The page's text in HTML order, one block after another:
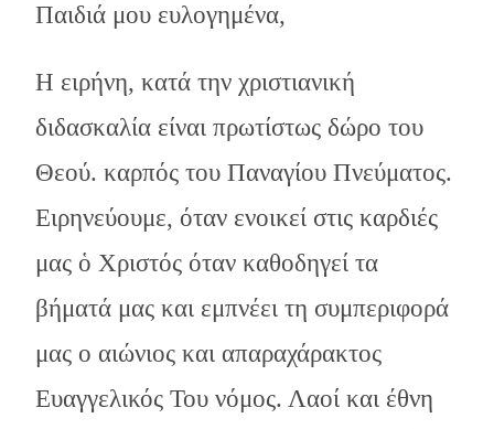
Παιδιά μου ευλογημένα,
Η ειρήνη, κατά την χριστιανική
διδασκαλία είναι πρωτίστως δώρο του
Θεού. καρπός του Παναγίου Πνεύματος.
Ειρηνεύουμε, όταν ενοικεί στις καρδιές
μας ὁ Χριστός όταν καθοδηγεί τα
βήματά μας και εμπνέει τη συμπεριφορά
μας ο αιώνιος και απαραχάρακτος
Ευαγγελικός Του νόμος. Λαοί και έθνη